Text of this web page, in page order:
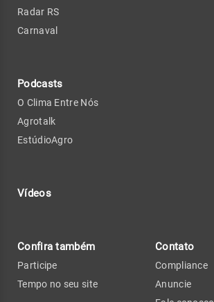
Radar RS
Carnaval
Podcasts
O Clima Entre Nós
Agrotalk
EstúdioAgro
Vídeos
Confira também
Participe
Tempo no seu site
Contato
Compliance
Anuncie